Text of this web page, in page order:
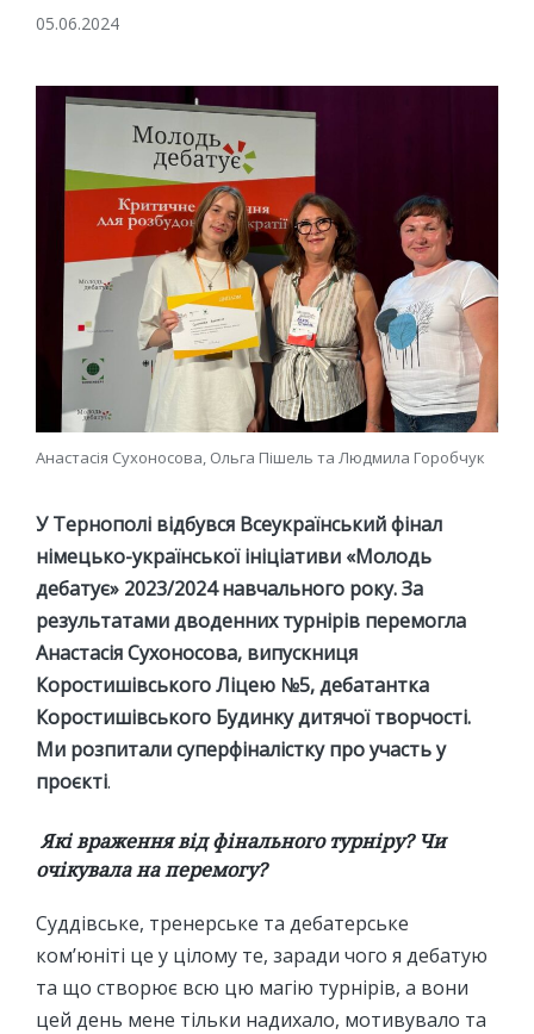
05.06.2024
Анастасія Сухоносова, Ольга Пішель та Людмила Горобчук
У Тернополі відбувся Всеукраїнський фінал
німецько-української ініціативи «Молодь
дебатує» 2023/2024 навчального року. За
результатами дводенних турнірів перемогла
Анастасія Сухоносова, випускниця
Коростишівського Ліцею №5, дебатантка
Коростишівського Будинку дитячої творчості.
Ми розпитали суперфіналістку про участь у
проєкті.
Які враження від фінального турніру? Чи
очікувала на перемогу?
Суддівське, тренерське та дебатерське
ком’юніті це у цілому те, заради чого я дебатую
та що створює всю цю магію турнірів, а вони
цей день мене тільки надихало, мотивувало та